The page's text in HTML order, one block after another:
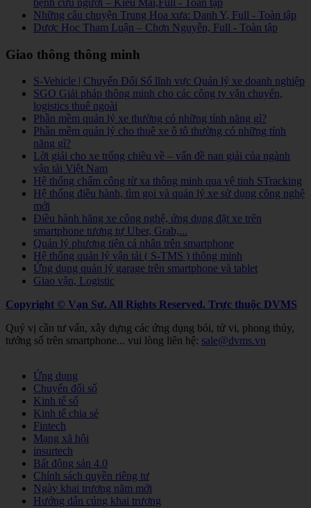
Những câu chuyện Trung Hoa xưa: Danh Y, Full - Toàn tập
Dược Học Tham Luận – Chơn Nguyễn, Full - Toàn tập
Giao thông thông minh
S-Vehicle | Chuyển Đổi Số lĩnh vực Quản lý xe doanh nghiệp
SGO Giải pháp thông minh cho các công ty vận chuyển,
logistics thuê ngoài
Phần mềm quản lý xe thường có những tính năng gì?
Phần mềm quản lý cho thuê xe ô tô thường có những tính
năng gì?
Lời giải cho xe trống chiều về – vấn đề nan giải của ngành
vận tải Việt Nam
Hệ thống chấm công từ xa thông minh qua vệ tinh STracking
Hệ thống điều hành, tìm gọi và quản lý xe sử dụng công nghệ
mới
Điều hành hãng xe công nghệ, ứng dụng đặt xe trên
smartphone tương tự Uber, Grab,...
Quản lý phương tiện cá nhân trên smartphone
Hệ thống quản lý vận tải ( S-TMS ) thông minh
Ứng dụng quản lý garage trên smartphone và tablet
Giao vận, Logistic
Copyright © Vạn Sự. All Rights Reserved. Trực thuộc DVMS
Quý vị cần tư vấn, xây dựng các ứng dụng bói, tử vi, phong thủy,
tướng số trên smartphone... vui lòng liên hệ: sale@dvms.vn
Ứng dụng
Chuyển đổi số
Kinh tế số
Kinh tế chia sẻ
Fintech
Mạng xã hội
insurtech
Bất động sản 4.0
Chính sách quyền riêng tư
Ngày khai trương năm mới
Hướng dẫn cúng khai trương